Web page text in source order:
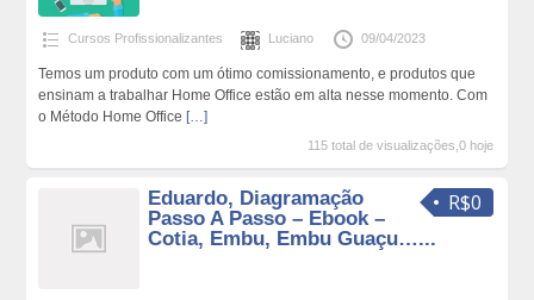
Cursos Profissionalizantes Luciano 09/04/2023
Temos um produto com um ótimo comissionamento, e produtos que
ensinam a trabalhar Home Office estão em alta nesse momento. Com
o Método Home Office […]
115 total de visualizações,0 hoje
R$0
Eduardo, Diagramação
Passo A Passo – Ebook –
Cotia, Embu, Embu Guaçu…...